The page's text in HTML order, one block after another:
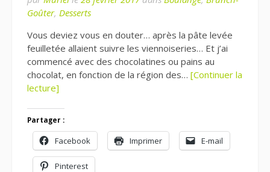
Goûter, Desserts
Vous deviez vous en douter… après la pâte levée
feuilletée allaient suivre les viennoiseries… Et j’ai
commencé avec des chocolatines ou pains au
chocolat, en fonction de la région des… [Continuer la
lecture]
Partager :
Facebook Imprimer E-mail
Pinterest